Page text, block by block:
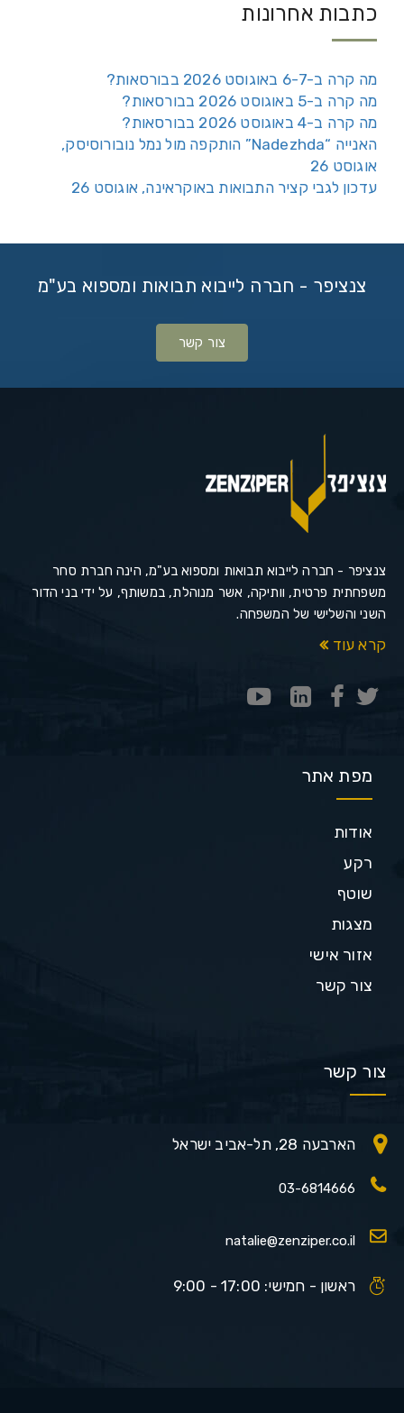
כתבות אחרונות
מה קרה ב-6-7 באוגוסט 2026 בבורסאות?
מה קרה ב-5 באוגוסט 2026 בבורסאות?
מה קרה ב-4 באוגוסט 2026 בבורסאות?
האנייה “Nadezhda” הותקפה מול נמל נובורוסיסק,
אוגוסט 26
עדכון לגבי קציר התבואות באוקראינה, אוגוסט 26
צנציפר - חברה לייבוא תבואות ומספוא בע"מ
צור קשר
צנציפר - חברה לייבוא תבואות ומספוא בע"מ, הינה חברת סחר
משפחתית פרטית, וותיקה, אשר מנוהלת, במשותף, על ידי בני הדור
השני והשלישי של המשפחה.
קרא עוד
מפת אתר
אודות
רקע
שוטף
מצגות
אזור אישי
צור קשר
צור קשר
הארבעה 28, תל-אביב ישראל
03-6814666
natalie@zenziper.co.il
ראשון - חמישי: 17:00 - 9:00